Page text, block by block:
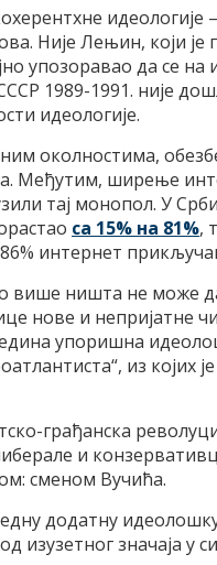
идеологије
Није Лењин, који је
упозоравао да се
1989-1991. није
идеологије.
околностима,
Међутим, ширење
тај монопол. У
са 15% на 81%,
интернет
ништа не може да
нове и непријатне
упоришна
из којих
грађанска
и
сменом Вучића.
додатну
изузетног значаја у